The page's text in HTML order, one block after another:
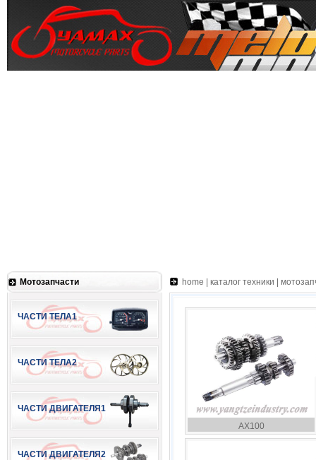
Мотозапчасти
ЧАСТИ ТЕЛА1
ЧАСТИ ТЕЛА2
ЧАСТИ ДВИГАТЕЛЯ1
ЧАСТИ ДВИГАТЕЛЯ2
home каталог техники
AX100